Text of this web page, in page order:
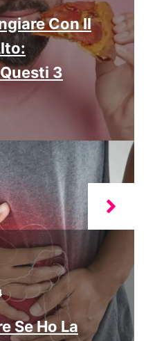
Con Il
3
Se Ho La